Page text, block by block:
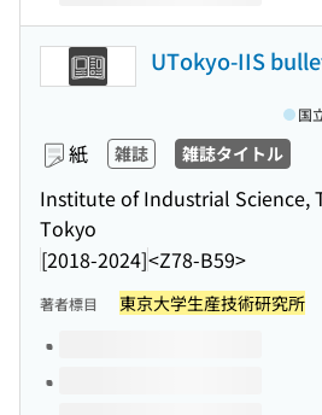
UTokyo-IIS
紙 雑誌 雑誌タイトル
Institute of Industrial Science,
Tokyo
[2018-2024]<Z78-B59>
国
著者標目 東京大学生産技術研究所
このタイトルの巻号